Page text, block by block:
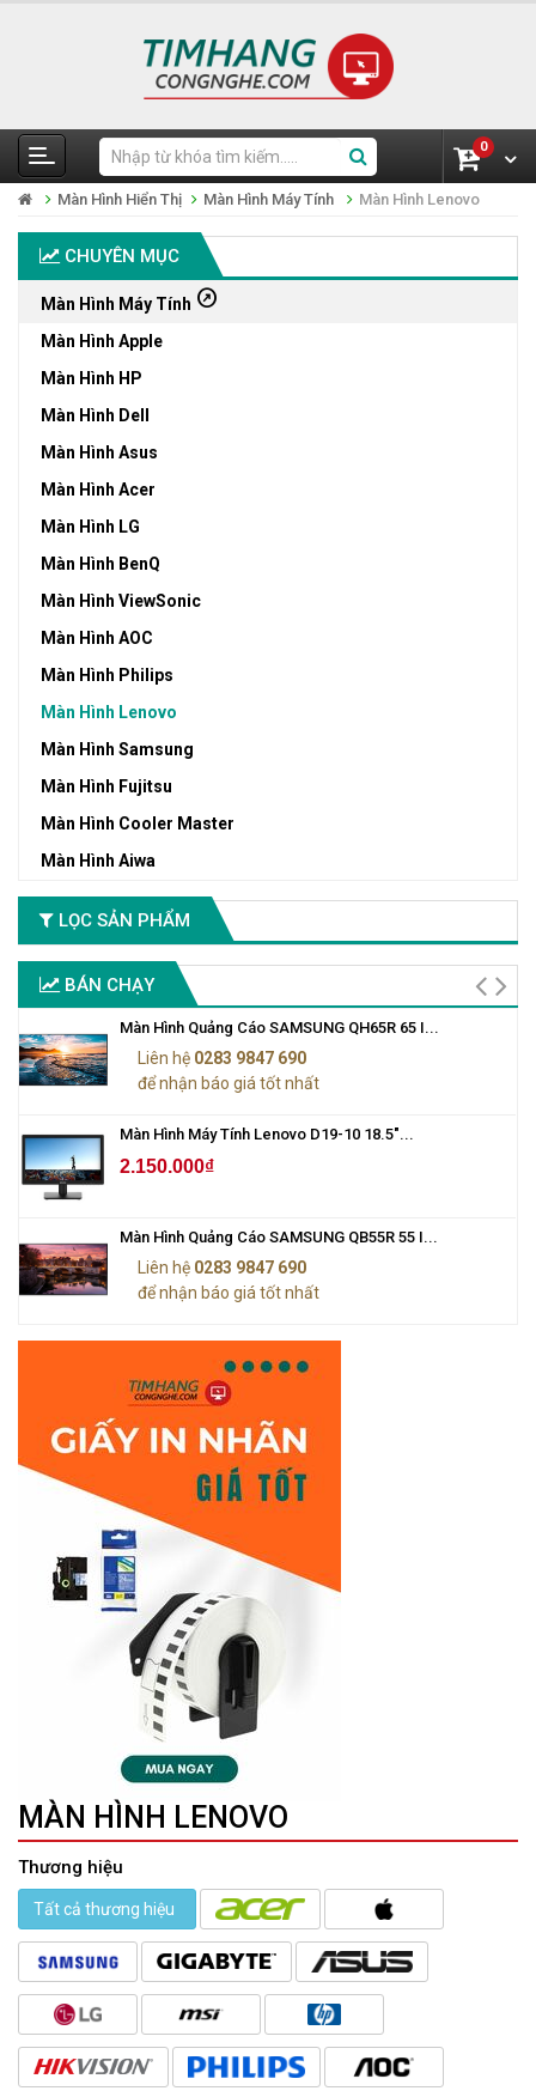
0
Màn Hình Hiển Thị Màn Hình Máy Tính Màn Hình Lenovo
CHUYÊN MỤC
Màn Hình Máy Tính outbound
Màn Hình Apple
Màn Hình HP
Màn Hình Dell
Màn Hình Asus
Màn Hình Acer
Màn Hình LG
Màn Hình BenQ
Màn Hình ViewSonic
Màn Hình AOC
Màn Hình Philips
Màn Hình Lenovo
Màn Hình Samsung
Màn Hình Fujitsu
Màn Hình Cooler Master
Màn Hình Aiwa
LỌC SẢN PHẨM
BÁN CHẠY
Màn Hình Quảng Cáo SAMSUNG QH65R 65 I...
Liên hệ 0283 9847 690
để nhận báo giá tốt nhất
Màn Hình Máy Tính Lenovo D19-10 18.5"...
2.150.000₫
Màn Hình Quảng Cáo SAMSUNG QB55R 55 I...
Liên hệ 0283 9847 690
để nhận báo giá tốt nhất
MÀN HÌNH LENOVO
Thương hiệu
Tất cả thương hiệu